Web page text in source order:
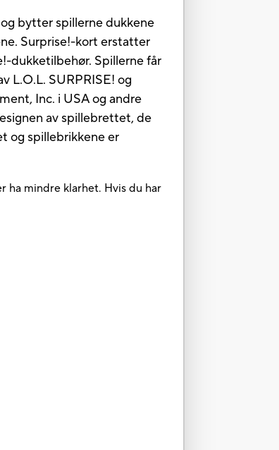
bytter spillerne dukkene
Surprise!-kort erstatter
dukketilbehør. Spillerne får
L.O.L. SURPRISE! og
Inc. i USA og andre
av spillebrettet, de
og spillebrikkene er
ha mindre klarhet. Hvis du har